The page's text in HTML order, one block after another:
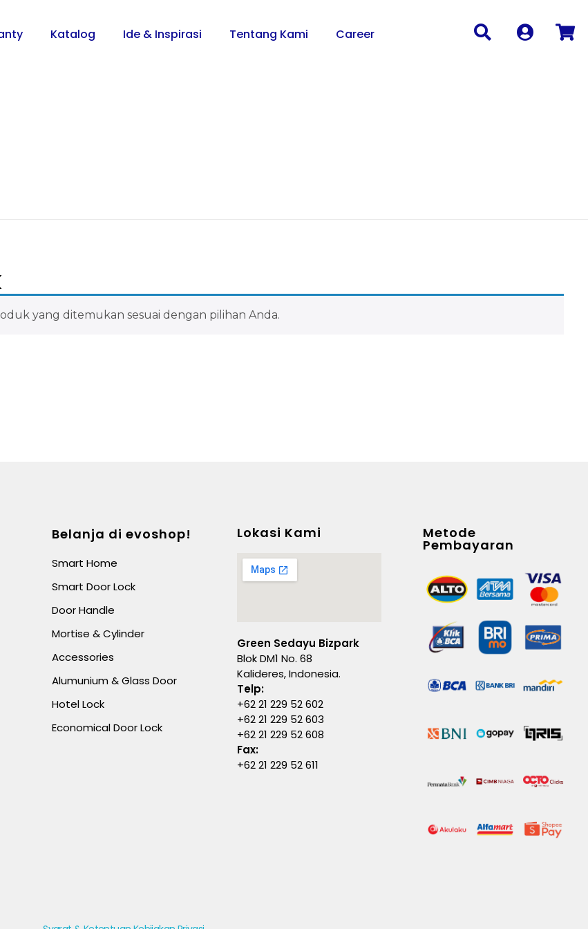
Katalog Ide & Inspirasi Tentang Kami Career
yang ditemukan sesuai dengan pilihan Anda.
Belanja di evoshop!
Smart Home
Smart Door Lock
Door Handle
Mortise & Cylinder
Accessories
Alumunium & Glass Door
Hotel Lock
Economical Door Lock
Lokasi Kami
Green Sedayu Bizpark
Blok DM1 No. 68
Kalideres, Indonesia.
Telp:
+62 21 229 52 602
+62 21 229 52 603
+62 21 229 52 608
Fax:
+62 21 229 52 611
Metode
Pembayaran